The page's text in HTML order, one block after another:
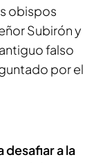
obispos
Subirón y
falso
por el
desafiar a la